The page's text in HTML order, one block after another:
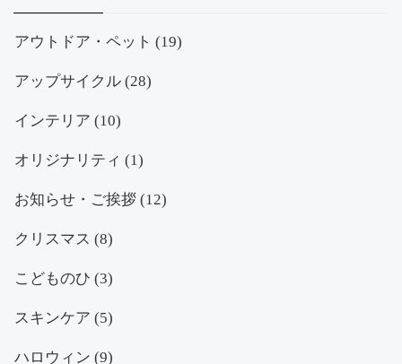
アウトドア・ペット (19)
アップサイクル (28)
インテリア (10)
オリジナリティ (1)
お知らせ・ご挨拶 (12)
クリスマス (8)
こどものひ (3)
スキンケア (5)
ハロウィン (9)